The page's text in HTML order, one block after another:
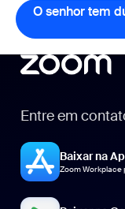
O senhor tem
Entre em
Baixar na
Zoom Workplace